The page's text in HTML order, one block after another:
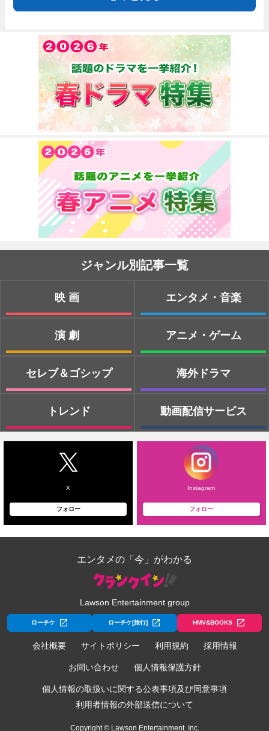
ジャンル別記事一覧
映画
演劇
セレブ＆ゴシップ
トレンド
エンタメ・音楽
アニメ・ゲーム
海外ドラマ
動画配信サービス
X
フォロー
Instagram
フォロー
エンタメの「今」がわかる
Lawson Entertainment group
ローチケ ローチケ[旅行] HMV&BOOKS
会社概要 サイトポリシー 利用規約 採用情報
お問い合わせ 個人情報保護方針
個人情報の取扱いに関する公表事項及び同意事項
利用者情報の外部送信について
Copyright © Lawson Entertainment, Inc.